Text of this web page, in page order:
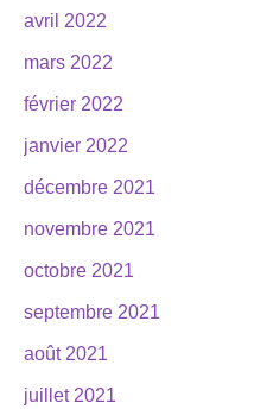
avril 2022
mars 2022
février 2022
janvier 2022
décembre 2021
novembre 2021
octobre 2021
septembre 2021
août 2021
juillet 2021